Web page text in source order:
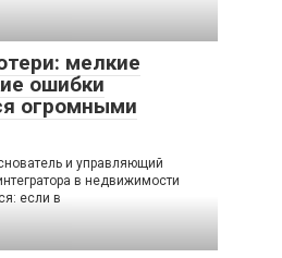
мелкие
ошибки
огромными
и управляющий
в недвижимости
если в